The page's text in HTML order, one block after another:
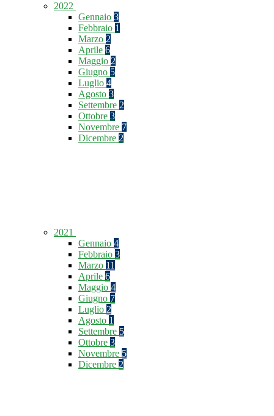
2022
Gennaio 3
Febbraio 1
Marzo 2
Aprile 6
Maggio 2
Giugno 5
Luglio 4
Agosto 3
Settembre 2
Ottobre 3
Novembre 7
Dicembre 2
2021
Gennaio 4
Febbraio 3
Marzo 11
Aprile 6
Maggio 4
Giugno 7
Luglio 2
Agosto 1
Settembre 5
Ottobre 3
Novembre 5
Dicembre 2